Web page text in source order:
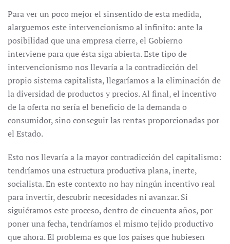
Para ver un poco mejor el sinsentido de esta medida,
alarguemos este intervencionismo al infinito: ante la
posibilidad que una empresa cierre, el Gobierno
interviene para que ésta siga abierta. Este tipo de
intervencionismo nos llevaría a la contradicción del
propio sistema capitalista, llegaríamos a la eliminación de
la diversidad de productos y precios. Al final, el incentivo
de la oferta no sería el beneficio de la demanda o
consumidor, sino conseguir las rentas proporcionadas por
el Estado.
Esto nos llevaría a la mayor contradicción del capitalismo:
tendríamos una estructura productiva plana, inerte,
socialista. En este contexto no hay ningún incentivo real
para invertir, descubrir necesidades ni avanzar. Si
siguiéramos este proceso, dentro de cincuenta años, por
poner una fecha, tendríamos el mismo tejido productivo
que ahora. El problema es que los países que hubiesen